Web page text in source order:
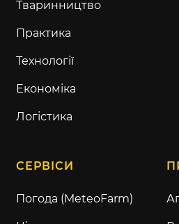
Тваринництво
Практика
Технології
Економіка
Логістика
СЕРВІСИ
Погода (MeteoFarm)